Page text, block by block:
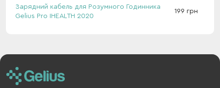
Зарядний кабель для Розумного Годинника
Gelius Pro IHEALTH 2020
199 грн